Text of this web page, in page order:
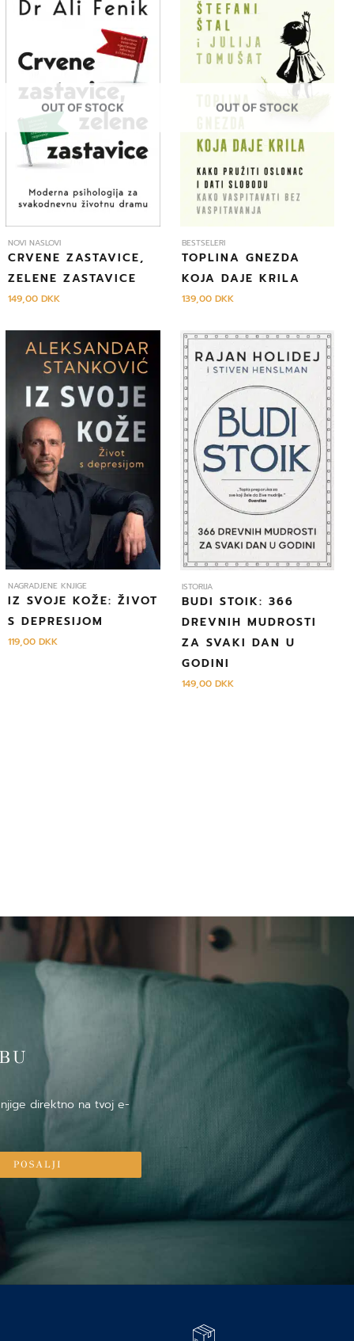
OUT OF STOCK
NOVI NASLOVI
CRVENE ZASTAVICE,
ZELENE ZASTAVICE
149,00 DKK
OUT OF STOCK
BESTSELERI
TOPLINA GNEZDA
KOJA DAJE KRILA
139,00DKK
NAGRADJENE KNJIGE
IZ SVOJE KOŽE: ŽIVOT
S DEPRESIJOM
119,00 DKK
ISTORIJA
BUDI STOIK: 366
DREVNIH MUDROSTI
ZA SVAKI DAN U
GODINI
149,00DKK
direktno na tvoj e-
POSALJI